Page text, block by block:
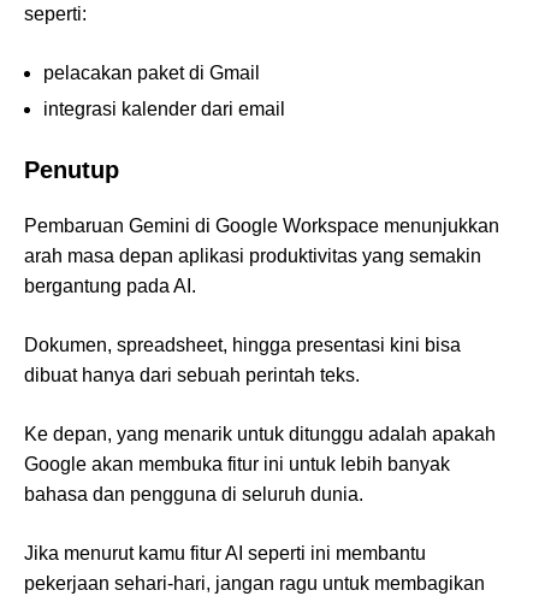
seperti:
pelacakan paket di Gmail
integrasi kalender dari email
Penutup
Pembaruan Gemini di Google Workspace menunjukkan
arah masa depan aplikasi produktivitas yang semakin
bergantung pada AI.
Dokumen, spreadsheet, hingga presentasi kini bisa
dibuat hanya dari sebuah perintah teks.
Ke depan, yang menarik untuk ditunggu adalah apakah
Google akan membuka fitur ini untuk lebih banyak
bahasa dan pengguna di seluruh dunia.
Jika menurut kamu fitur AI seperti ini membantu
pekerjaan sehari-hari, jangan ragu untuk membagikan